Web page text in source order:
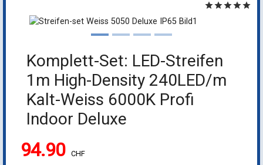
starstarstarstarstar
Komplett-Set: LED-Streifen
1m High-Density 240LED/m
Kalt-Weiss 6000K Profi
Indoor Deluxe
94.90 CHF